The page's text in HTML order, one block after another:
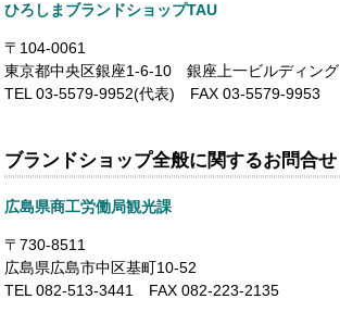
ひろしまブランドショップTAU
〒104-0061
東京都中央区銀座1-6-10 銀座上一ビルディング
TEL 03-5579-9952(代表) FAX 03-5579-9953
ブランドショップ全般に関するお問合せ
広島県商工労働局観光課
〒730-8511
広島県広島市中区基町10-52
TEL 082-513-3441 FAX 082-223-2135